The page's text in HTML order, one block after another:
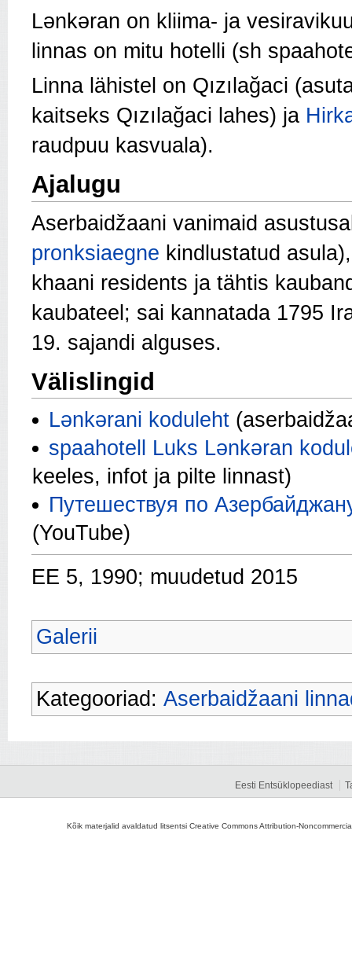
Lənkəran on kliima- ja
linnas on mitu hotelli (sh
Linna lähistel on Qızılağaci
kaitseks Qızılağaci lahes) ja
raudpuu kasvuala).
Ajalugu
Aserbaidžaani vanimaid
pronksiaegne kindlustatud
khaani residents ja tähtis
kaubateel; sai kannatada 1795
19. sajandi alguses.
Välislingid
Lənkərani koduleht
spaahotell Luks Lənkəran
keeles, infot ja pilte linnast)
Путешествуя по
(YouTube)
EE 5, 1990; muudetud 2015
Galerii
Kategooriad: Aserbaidžaani
Eesti Entsüklopeediast
Kõik materjalid avaldatud litsentsi Creative Commons Attribution-